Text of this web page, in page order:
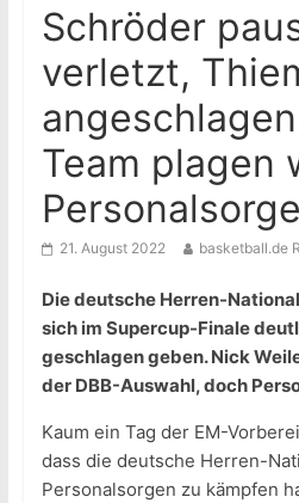
Schröder
verletzt,
Team plagen
21. August 2022 basketball.de
Die deutsche Herren-
sich im Supercup-Finale
geschlagen geben. Nick
der DBB-Auswahl, doch
Kaum ein Tag der EM-
dass die deutsche Herren-
Personalsorgen zu kämpfen